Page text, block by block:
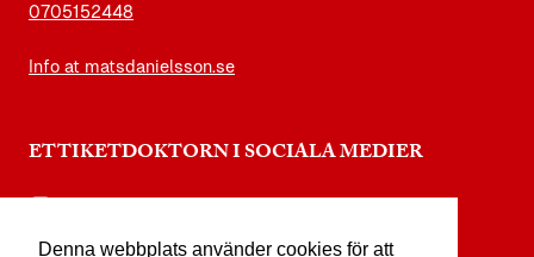
Denna webbplats använder cookies för att
0705152448
Info at matsdanielsson.se
ETTIKETDOKTORN I SOCIALA MEDIER
facebook.com/etikettdoktorn